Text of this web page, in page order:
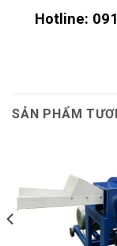
Hotline:
SẢN PHẨM